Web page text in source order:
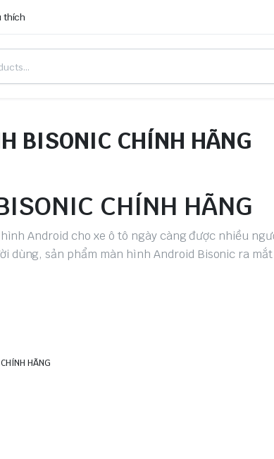
thích
BISONIC CHÍNH HÃNG
CHÍNH HÃNG
Android cho xe ô tô ngày càng được nhiều
dùng, sản phẩm màn hình Android Bisonic ra
HÃNG